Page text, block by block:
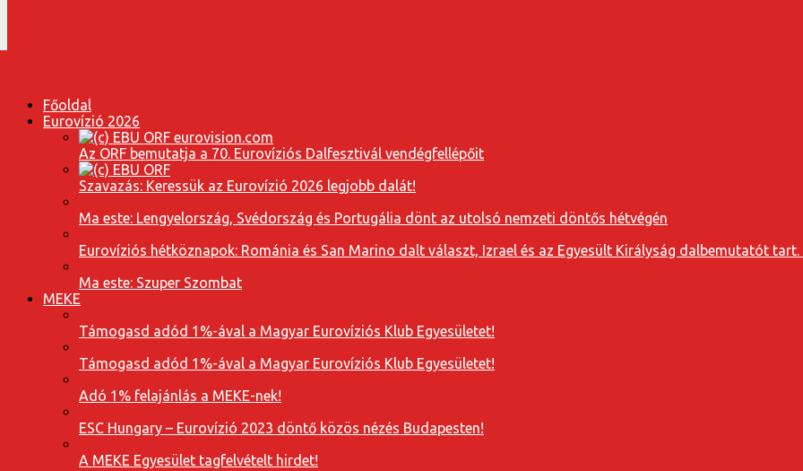
Főoldal
Eurovízió 2026
Az ORF bemutatja a 70. Eurovíziós Dalfesztivál vendégfellépőit
Szavazás: Keressük az Eurovízió 2026 legjobb dalát!
Ma este: Lengyelország, Svédország és Portugália dönt az utolsó nemzeti döntős hétvégén
Eurovíziós hétköznapok: Románia és San Marino dalt választ, Izrael és az Egyesült Királyság dalbemutatót tart.
Ma este: Szuper Szombat
MEKE
Támogasd adód 1%-ával a Magyar Eurovíziós Klub Egyesületet!
Támogasd adód 1%-ával a Magyar Eurovíziós Klub Egyesületet!
Adó 1% felajánlás a MEKE-nek!
ESC Hungary – Eurovízió 2023 döntő közös nézés Budapesten!
A MEKE Egyesület tagfelvételt hirdet!